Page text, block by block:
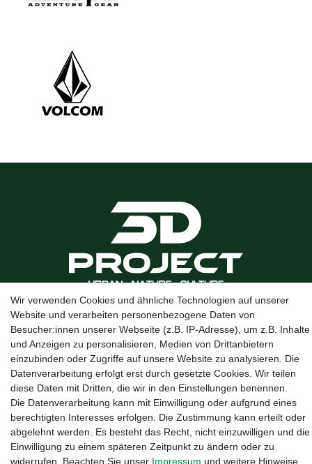
Kanalstraße 5, 95444 Bayreuth·0921 / 50753020· info@3dproject-
bayreuth.de
Wir verwenden Cookies und ähnliche Technologien auf unserer
Website und verarbeiten personenbezogene Daten von
Besucher:innen unserer Webseite (z.B. IP-Adresse), um z.B. Inhalte
und Anzeigen zu personalisieren, Medien von Drittanbietern
einzubinden oder Zugriffe auf unsere Website zu analysieren. Die
Datenverarbeitung erfolgt erst durch gesetzte Cookies. Wir teilen
diese Daten mit Dritten, die wir in den Einstellungen benennen.
Die Datenverarbeitung kann mit Einwilligung oder aufgrund eines
berechtigten Interesses erfolgen. Die Zustimmung kann erteilt oder
abgelehnt werden. Es besteht das Recht, nicht einzuwilligen und die
Einwilligung zu einem späteren Zeitpunkt zu ändern oder zu
widerrufen. Beachten Sie unser Impressum und weitere Hinweise